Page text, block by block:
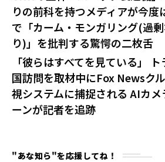
りの前科を持つメディアが今度
で「カーム・モンガリング(過
り)」を批判する驚愕の二枚舌
「彼らはすべてを見ている」
国訪問を取材中にFox Newsク
視システムに捕捉される AIカ
ーンが記者を追跡
"あな知ら"を応援してね！